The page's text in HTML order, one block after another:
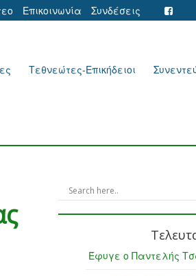
Επικοινωνία Συνδέσεις
Τεθνεώτες-Επικήδειοι
Έφυγε ο Παντελής